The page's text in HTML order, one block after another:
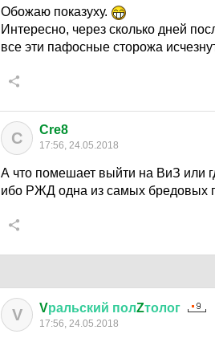
Обожаю показуху.
Интересно, через сколько дней
все эти пафосные сторожа
C Cre8
17:56, 24.05.2018
А что помешает выйти на ВиЗ или
ибо РЖД одна из самых бредовых
V Vральский полZтолог
17:56, 24.05.2018